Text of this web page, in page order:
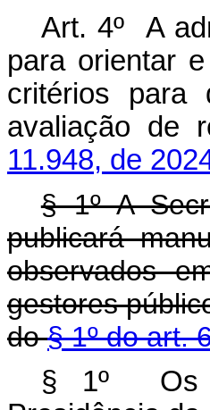
Art. 4º A
para orientar
critérios para
avaliação
11.948, de
§ 1º A
publicará
observados
gestores
do§ 1º do art.
§ 1º Os